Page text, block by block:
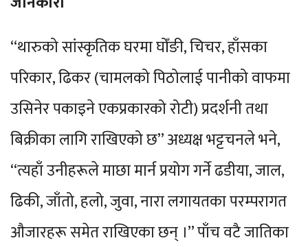
“थारुको सांस्कृतिक घरमा घोँङी, चिचर, हाँसका
परिकार, ढिकर (चामलको पिठोलाई पानीको वाफमा
उसिनेर पकाइने एकप्रकारको रोटी) प्रदर्शनी तथा
बिक्रीका लागि राखिएको छ” अध्यक्ष भट्टचनले भने,
“त्यहाँ उनीहरूले माछा मार्न प्रयोग गर्ने ढडीया, जाल,
ढिकी, जाँतो, हलो, जुवा, नारा लगायतका परम्परागत
औजारहरू समेत राखिएका छन् ।” पाँच वटै जातिका